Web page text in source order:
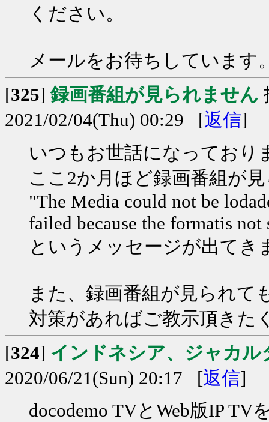
ください。
メールをお待ちしています
[325] 録画番組が見られません
2021/02/04(Thu) 00:29 [返信]
いつもお世話になっており
ここ2か月ほど録画番組が
"The Media could not be
failed because the formatis not
というメッセージが出てき
また、録画番組が見られて
対策があればご教示頂きた
[324] インドネシア、ジャカル
2020/06/21(Sun) 20:17 [返信]
docodemo TVとWeb版IP